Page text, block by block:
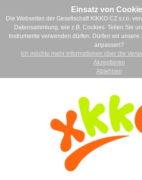
Einsatz von
Die Webseiten der Gesellschaft KIKKO CZ s.r.o.
Datensammlung, wie z.B. Cookies. Teilen Sie
Instrumente verwenden dürfen. Dürfen wir
anpassen?
Ich möchte mehr Informationen über die
Akzeptieren
Ablehnen